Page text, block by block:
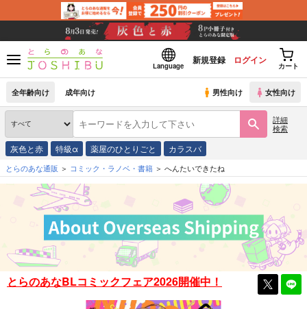
Language
新規登録 ログイン
カート
全年齢向け 成年向け 男性向け 女性向け
詳細
検索
灰色と赤 特級α 薬屋のひとりごと カラスバ
とらのあな通販 コミック・ラノベ・書籍 へんたいできたね
とらのあなBLコミックフェア2026開催中！